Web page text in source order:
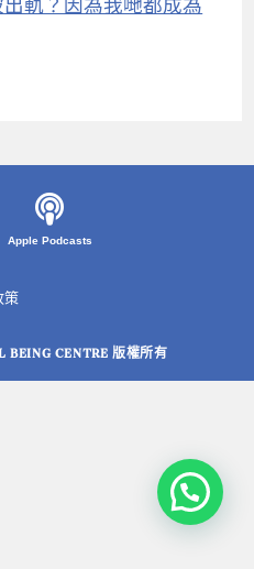
Apple Podcasts
策
BEING CENTRE 版權所有